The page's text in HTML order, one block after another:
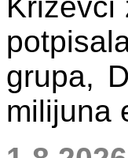
grupa,
milijuna